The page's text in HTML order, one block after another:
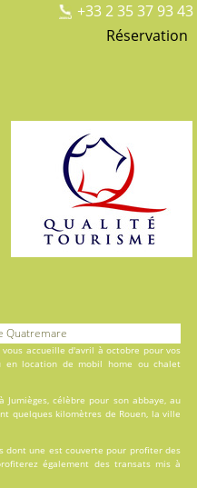
+33 2 35 37 93 43
Réservation
Quatremare
accueille d'avril à octobre pour vos
en location de mobil home ou chalet
célèbre pour son abbaye, au
quelques kilomètres de Rouen, la ville
dont une est couverte pour profiter des
également des transats mis à